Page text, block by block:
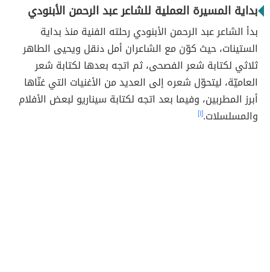
بداية المسيرة العملية للشاعر عبد الرحمن الأبنودي
بدأ الشاعر عبد الرحمن الأبنودي رحلته الفنية منذ بداية
الستينات، حيث كوّن مع الشاعران أمل دنقل ويحيى الطاهر
ثلاثي لكتابة شعر الفصحى، ثم اتجه بعدها لكتابة شعر
العاميّة، ليتحوّل شعره إلى العديد من الأغنيات التي غنّاها
أبرز المطربين، وفيما بعد اتجه لكتابة سيناريو لبعض الأفلام
والمسلسلات.[١]